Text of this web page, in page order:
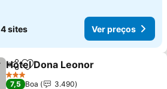
4 sites Ver preços
PartilharAdicionar aos favoritos
Hotel Dona Leonor
3 Estrelas
7,5 Boa
3.490